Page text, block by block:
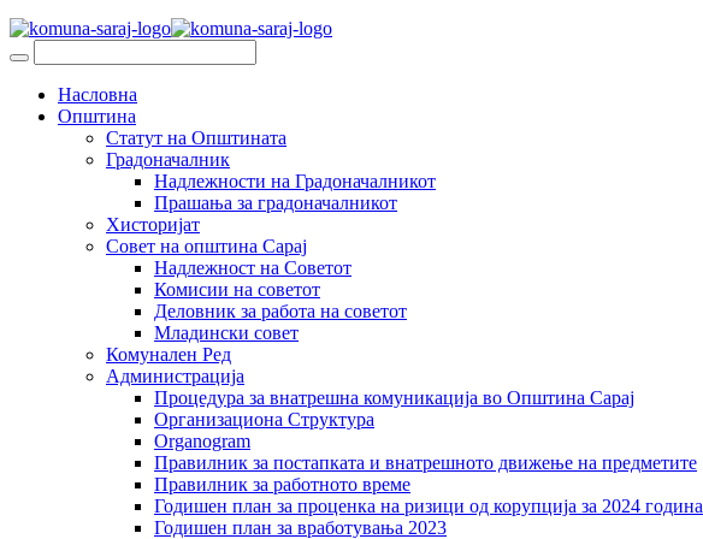
Насловна
Општина
Статут на Општината
Градоначалник
Надлежности на Градоначалникот
Прашања за градоначалникот
Хисторијат
Совет на општина Сарај
Надлежност на Советот
Комисии на советот
Деловник за работа на советот
Младински совет
Комунален Ред
Администрација
Процедура за внатрешна комуникација во Општина Сарај
Организациона Структура
Organogram
Правилник за постапката и внатрешното движење на предметите
Правилник за работното време
Годишен план за проценка на ризици од корупција за 2024 година
Годишен план за вработувања 2023